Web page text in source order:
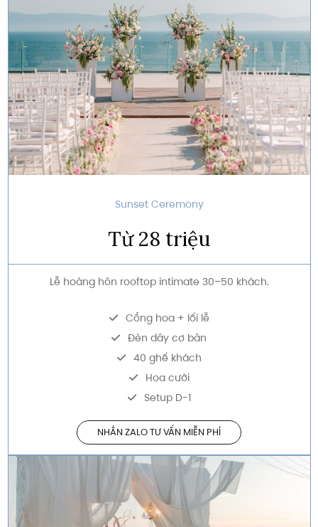
Sunset Ceremony
Từ 28 triệu
Lễ hoàng hôn rooftop intimate 30–50 khách.
Cổng hoa + lối lễ
Đèn dây cơ bản
40 ghế khách
Hoa cưới
Setup D-1
NHẮN ZALO TƯ VẤN MIỄN PHÍ